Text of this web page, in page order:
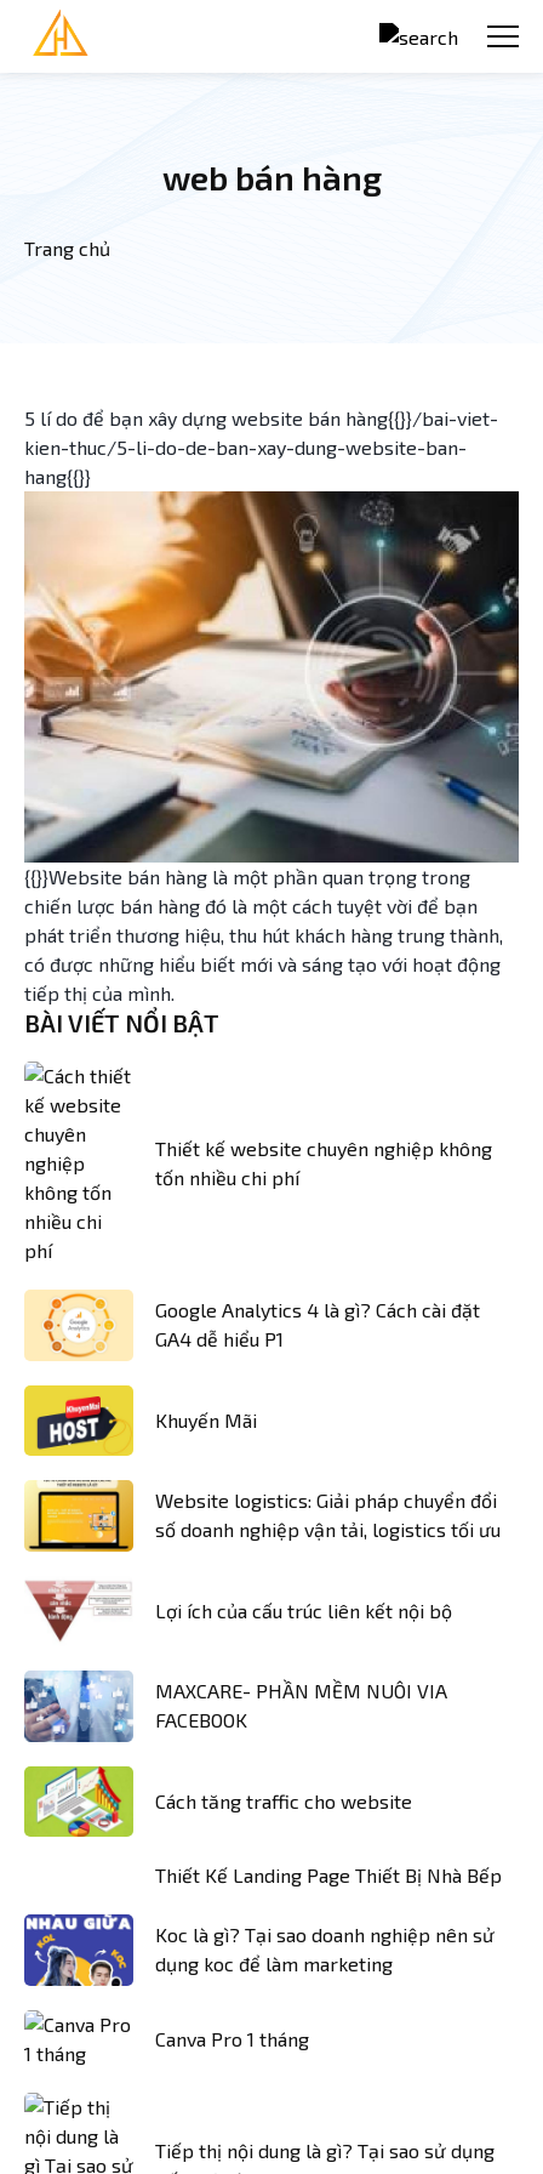
Nhảy đến nội dung
web bán hàng
Bạn đang ở đây
Trang chủ
5 lí do để bạn xây dựng website bán hàng{{}}/bai-viet-
kien-thuc/5-li-do-de-ban-xay-dung-website-ban-
hang{{}}
{{}}Website bán hàng là một phần quan trọng trong
chiến lược bán hàng đó là một cách tuyệt vời để bạn
phát triển thương hiệu, thu hút khách hàng trung thành,
có được những hiểu biết mới và sáng tạo với hoạt động
tiếp thị của mình.
BÀI VIẾT NỔI BẬT
Thiết kế website chuyên nghiệp không
tốn nhiều chi phí
Google Analytics 4 là gì? Cách cài đặt
GA4 dễ hiểu P1
Khuyến Mãi
Website logistics: Giải pháp chuyển đổi
số doanh nghiệp vận tải, logistics tối ưu
Lợi ích của cấu trúc liên kết nội bộ
MAXCARE- PHẦN MỀM NUÔI VIA
FACEBOOK
Cách tăng traffic cho website
Thiết Kế Landing Page Thiết Bị Nhà Bếp
Koc là gì? Tại sao doanh nghiệp nên sử
dụng koc để làm marketing
Canva Pro 1 tháng
Tiếp thị nội dung là gì? Tại sao sử dụng